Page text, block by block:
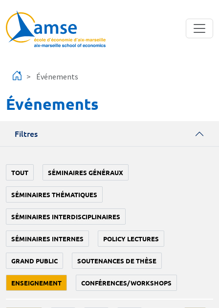
Événements
Événements
Filtres
TOUT SÉMINAIRES GÉNÉRAUX
SÉMINAIRES THÉMATIQUES
SÉMINAIRES INTERDISCIPLINAIRES
SÉMINAIRES INTERNES POLICY LECTURES
GRAND PUBLIC SOUTENANCES DE THÈSE
ENSEIGNEMENT CONFÉRENCES/WORKSHOPS